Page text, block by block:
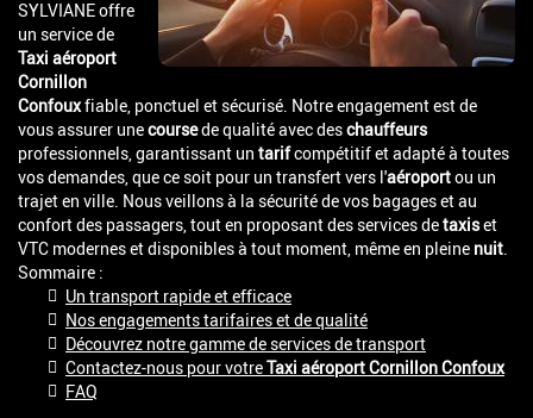
SYLVIANE offre
un service de
Taxi aéroport
Cornillon
Confouxfiable, ponctuel et sécurisé. Notre engagement est de
vous assurer unecoursede qualité avec deschauffeurs
professionnels, garantissant un tarifcompétitif et adapté à toutes
vos demandes, que ce soit pour un transfert vers l'aéroportou un
trajet en ville. Nous veillons à la sécurité de vos bagages et au
confort des passagers, tout en proposant des services detaxiset
VTC modernes et disponibles à tout moment, même en pleine nuit.
Sommaire :
Un transport rapide et efficace
Nos engagements tarifaires et de qualité
Découvrez notre gamme de services de transport
Contactez-nous pour votreTaxi aéroport Cornillon Confoux
FAQ